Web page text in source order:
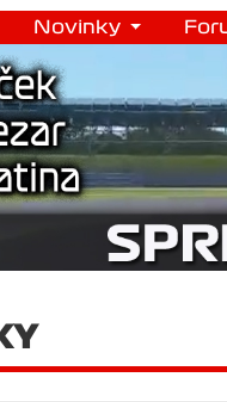
Novinky